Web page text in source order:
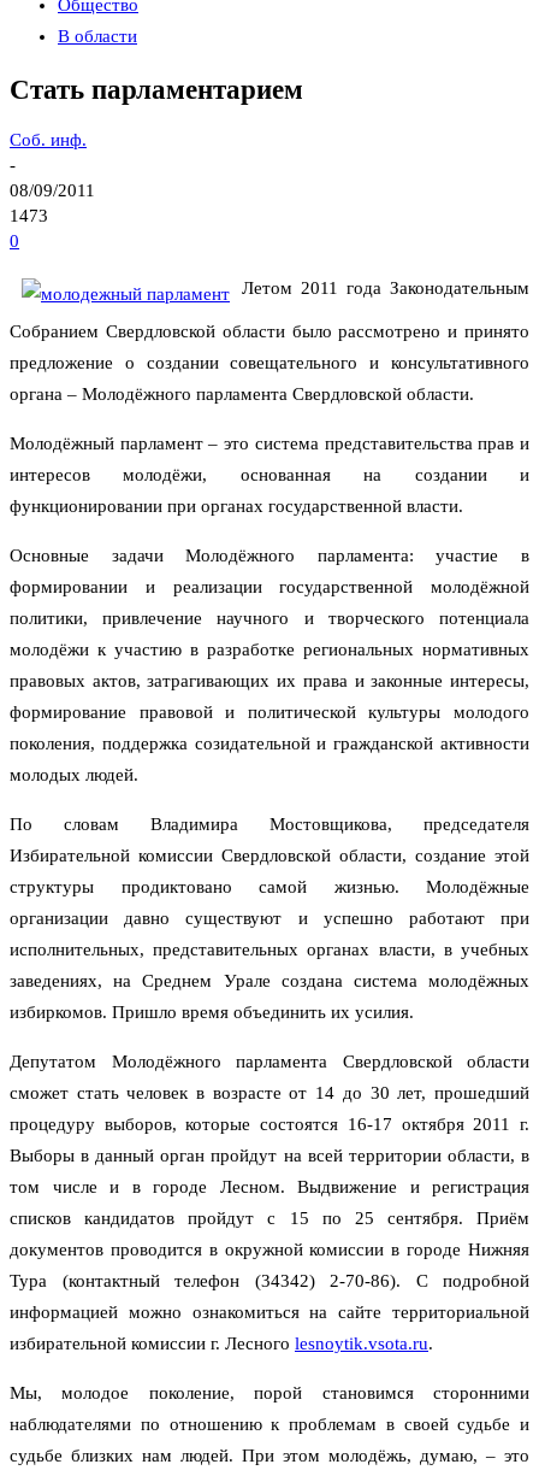
Общество
В области
Стать парламентарием
Соб. инф.
-
08/09/2011
1473
0
Летом 2011 года Законодательным
Собранием Свердловской области было рассмотрено и принято
предложение о создании совещательного и консультативного
органа – Молодёжного парламента Свердловской области.
Молодёжный парламент – это система представительства прав и
интересов молодёжи, основанная на создании и
функционировании при органах государственной власти.
Основные задачи Молодёжного парламента: участие в
формировании и реализации государственной молодёжной
политики, привлечение научного и творческого потенциала
молодёжи к участию в разработке региональных нормативных
правовых актов, затрагивающих их права и законные интересы,
формирование правовой и политической культуры молодого
поколения, поддержка созидательной и гражданской активности
молодых людей.
По словам Владимира Мостовщикова, председателя
Избирательной комиссии Свердловской области, создание этой
структуры продиктовано самой жизнью. Молодёжные
организации давно существуют и успешно работают при
исполнительных, представительных органах власти, в учебных
заведениях, на Среднем Урале создана система молодёжных
избиркомов. Пришло время объединить их усилия.
Депутатом Молодёжного парламента Свердловской области
сможет стать человек в возрасте от 14 до 30 лет, прошедший
процедуру выборов, которые состоятся 16-17 октября 2011 г.
Выборы в данный орган пройдут на всей территории области, в
том числе и в городе Лесном. Выдвижение и регистрация
списков кандидатов пройдут с 15 по 25 сентября. Приём
документов проводится в окружной комиссии в городе Нижняя
Тура (контактный телефон (34342) 2-70-86). С подробной
информацией можно ознакомиться на сайте территориальной
избирательной комиссии г. Лесного lesnoytik.vsota.ru.
Мы, молодое поколение, порой становимся сторонними
наблюдателями по отношению к проблемам в своей судьбе и
судьбе близких нам людей. При этом молодёжь, думаю, – это